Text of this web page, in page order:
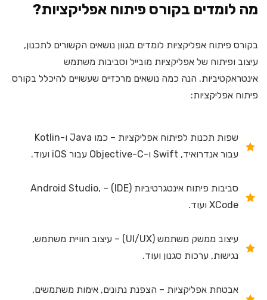
מה לומדים בקורס פיתוח אפליקציות?
בקורס פיתוח אפליקציות לומדים מגוון נושאים הקשורים לתכנון,
עיצוב ופיתוח של אפליקציות מובייל וסביבות משתמש
אינטראקטיביות. הנה כמה נושאים מרכזיים שעשויים להיכלל בקורס
פיתוח אפליקציות:
שפות תכנות לפיתוח אפליקציות – כמו Java ו-Kotlin
עבור אנדרואיד, Swift ו-Objective-C עבור iOS ועוד.
סביבות פיתוח אינטגרטיביות (IDE) – Android Studio,
XCode ועוד.
עיצוב ממשק משתמש (UI/UX) – עיצוב חוויית משתמש,
נגישות, ערכות סגנון ועוד.
אבטחת אפליקציות – הצפנת נתונים, אימות משתמשים,